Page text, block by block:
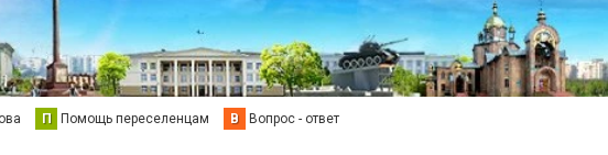
П Помощь переселенцам В Вопрос - ответ